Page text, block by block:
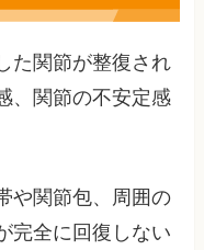
た関節が整復され
、関節の不安定感
や関節包、周囲の
完全に回復しない